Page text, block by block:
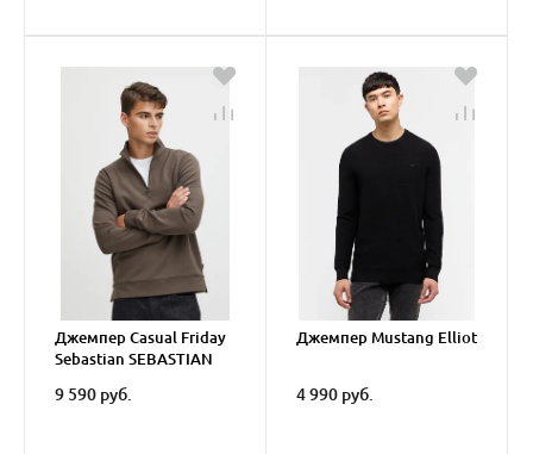
Джемпер Casual Friday
Sebastian SEBASTIAN
9 590 руб.
Джемпер Mustang Elliot
4 990 руб.